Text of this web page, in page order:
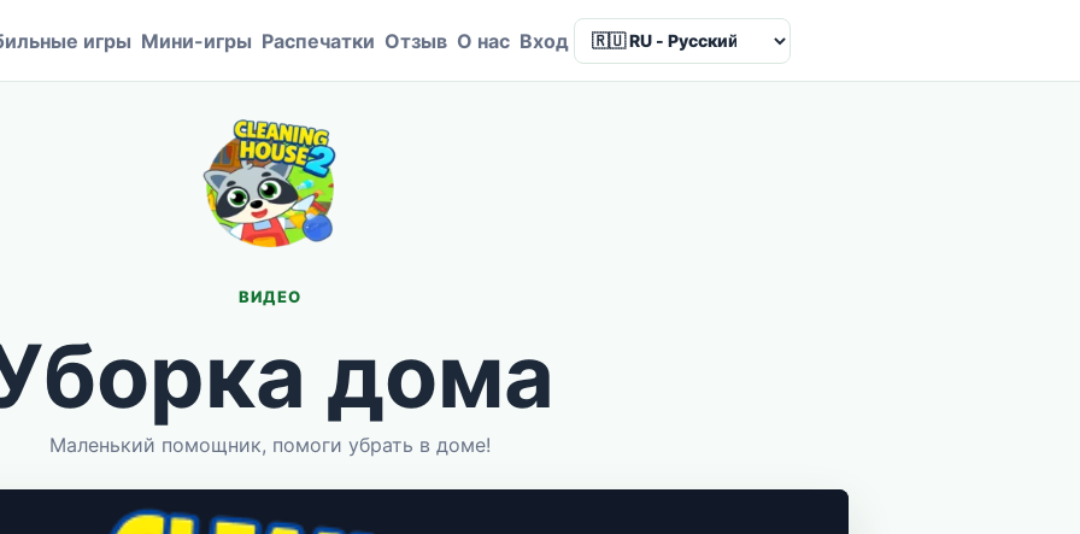
игры Мини-игры Распечатки Отзыв О нас Вход Language
ВИДЕО
дома
Маленький помощник, помоги убрать в доме!